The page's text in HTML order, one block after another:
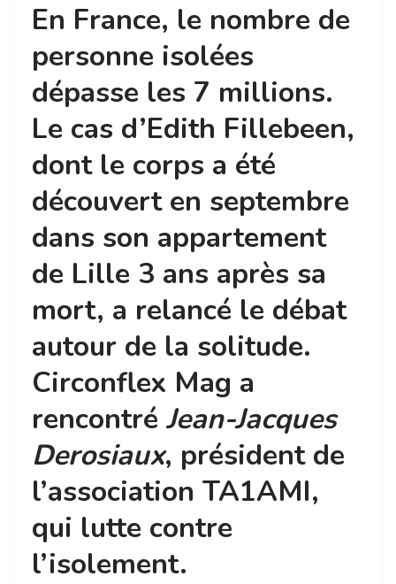
En France, le nombre de
personne isolées
dépasse les 7 millions.
Le cas d’Edith Fillebeen,
dont le corps a été
découvert en septembre
dans son appartement
de Lille 3 ans après sa
mort, a relancé le débat
autour de la solitude.
Circonflex Mag a
rencontré Jean-Jacques
Derosiaux, président de
l’association TA1AMI,
qui lutte contre
l’isolement.